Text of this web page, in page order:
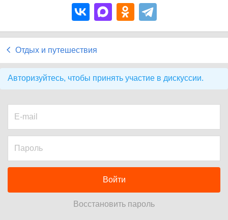
Отдых и путешествия
Авторизуйтесь, чтобы принять участие в дискуссии.
Войти
Восстановить пароль